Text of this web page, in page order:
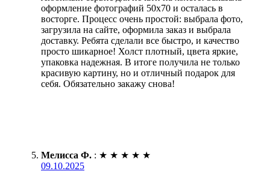
оформление фотографий 50х70 и осталась в
восторге. Процесс очень простой: выбрала фото,
загрузила на сайте, оформила заказ и выбрала
доставку. Ребята сделали все быстро, и качество
просто шикарное! Холст плотный, цвета яркие,
упаковка надежная. В итоге получила не только
красивую картину, но и отличный подарок для
себя. Обязательно закажу снова!
Мелисса Ф. : ★ ★ ★ ★ ★
09.10.2025